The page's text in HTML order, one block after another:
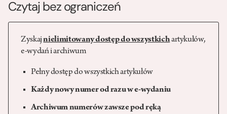
Czytaj bez ograniczeń
Zyskajnielimitowany dostęp do wszystkichartykułów,
e-wydań i archiwum
Pełny dostęp do wszystkich artykułów
Każdy nowy numer od razu w e-wydaniu
Archiwum numerów zawsze pod ręką